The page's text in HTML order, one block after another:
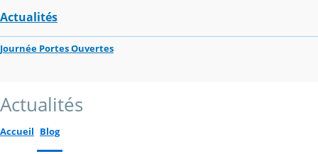
Actualités
Journée Portes Ouvertes
Actualités
Accueil Blog